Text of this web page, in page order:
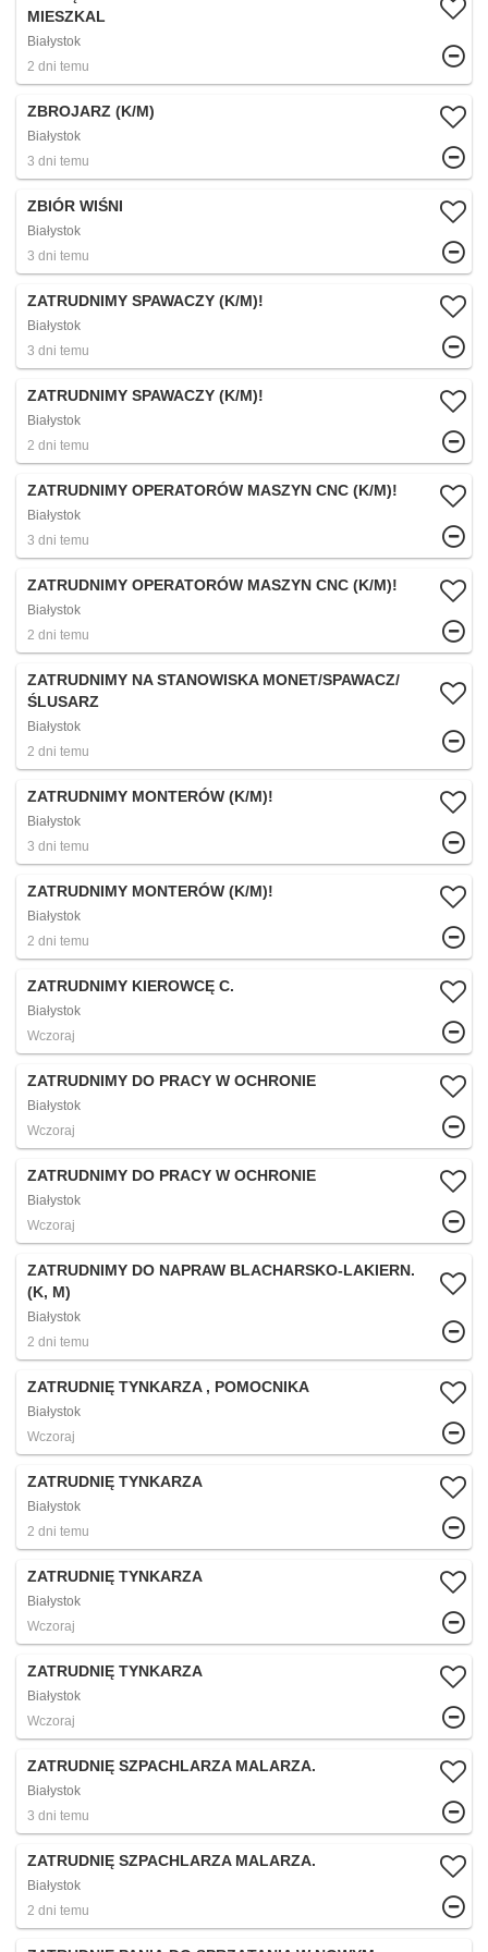
MIESZKAL
Białystok
2 dni temu
ZBROJARZ (K/M)
Białystok
3 dni temu
ZBIÓR WIŚNI
Białystok
3 dni temu
ZATRUDNIMY SPAWACZY (K/M)!
Białystok
3 dni temu
ZATRUDNIMY SPAWACZY (K/M)!
Białystok
2 dni temu
ZATRUDNIMY OPERATORÓW MASZYN CNC (K/M)!
Białystok
3 dni temu
ZATRUDNIMY OPERATORÓW MASZYN CNC (K/M)!
Białystok
2 dni temu
ZATRUDNIMY NA STANOWISKA MONET/SPAWACZ/
ŚLUSARZ
Białystok
2 dni temu
ZATRUDNIMY MONTERÓW (K/M)!
Białystok
3 dni temu
ZATRUDNIMY MONTERÓW (K/M)!
Białystok
2 dni temu
ZATRUDNIMY KIEROWCĘ C.
Białystok
Wczoraj
ZATRUDNIMY DO PRACY W OCHRONIE
Białystok
Wczoraj
ZATRUDNIMY DO PRACY W OCHRONIE
Białystok
Wczoraj
ZATRUDNIMY DO NAPRAW BLACHARSKO-LAKIERN.
(K, M)
Białystok
2 dni temu
ZATRUDNIĘ TYNKARZA , POMOCNIKA
Białystok
Wczoraj
ZATRUDNIĘ TYNKARZA
Białystok
2 dni temu
ZATRUDNIĘ TYNKARZA
Białystok
Wczoraj
ZATRUDNIĘ TYNKARZA
Białystok
Wczoraj
ZATRUDNIĘ SZPACHLARZA MALARZA.
Białystok
3 dni temu
ZATRUDNIĘ SZPACHLARZA MALARZA.
Białystok
2 dni temu